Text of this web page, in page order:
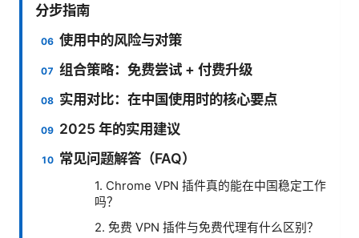
分步指南
使用中的风险与对策
组合策略：免费尝试 + 付费升级
实用对比：在中国使用时的核心要点
2025 年的实用建议
常见问题解答（FAQ）
1. Chrome VPN 插件真的能在中国稳定工作
吗？
2. 免费 VPN 插件与免费代理有什么区别？